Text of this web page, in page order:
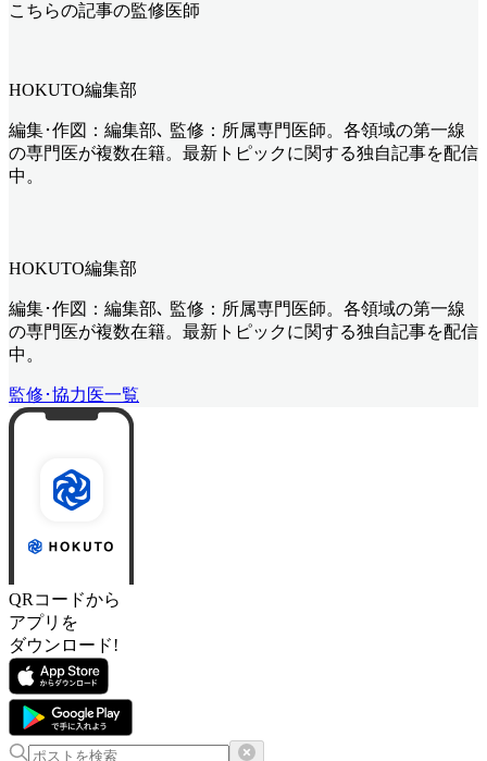
こちらの記事の監修医師
HOKUTO編集部
編集･作図：編集部､ 監修：所属専門医師。各領域の第一線
の専門医が複数在籍。最新トピックに関する独自記事を配信
中。
HOKUTO編集部
編集･作図：編集部､ 監修：所属専門医師。各領域の第一線
の専門医が複数在籍。最新トピックに関する独自記事を配信
中。
監修･協力医一覧
QRコードから
アプリを
ダウンロード!